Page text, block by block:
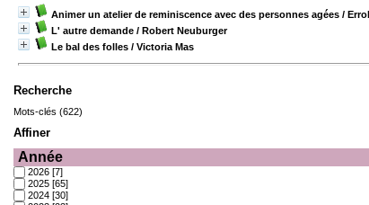
Animer un atelier de reminiscence avec des personnes agées /
L' autre demande / Robert Neuburger
Le bal des folles / Victoria Mas
Recherche
Mots-clés (622)
Affiner
Année
2026 [7]
2025 [65]
2024 [30]